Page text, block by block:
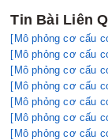
Tin Bài Liên
[Mô phỏng cơ cấu
[Mô phỏng cơ cấu
[Mô phỏng cơ cấu
[Mô phỏng cơ cấu
[Mô phỏng cơ cấu
[Mô phỏng cơ cấu
[Mô phỏng cơ cấu